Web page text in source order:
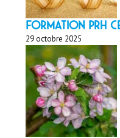
Formation PRH
29 octobre 2025